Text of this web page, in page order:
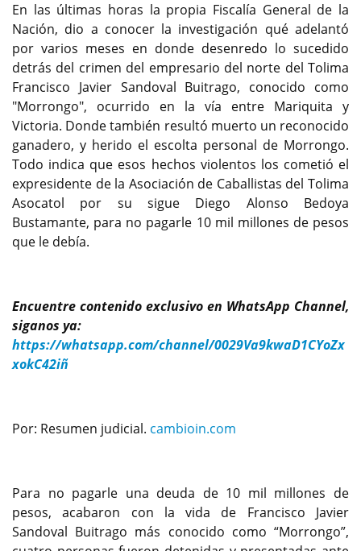
En las últimas horas la propia Fiscalía General de la
Nación, dio a conocer la investigación qué adelantó
por varios meses en donde desenredo lo sucedido
detrás del crimen del empresario del norte del Tolima
Francisco Javier Sandoval Buitrago, conocido como
"Morrongo", ocurrido en la vía entre Mariquita y
Victoria. Donde también resultó muerto un reconocido
ganadero, y herido el escolta personal de Morrongo.
Todo indica que esos hechos violentos los cometió el
expresidente de la Asociación de Caballistas del Tolima
Asocatol por su sigue Diego Alonso Bedoya
Bustamante, para no pagarle 10 mil millones de pesos
que le debía.
Encuentre contenido exclusivo en WhatsApp Channel,
siganos ya:
https://whatsapp.com/channel/0029Va9kwaD1CYoZx
xokC42iñ
Por: Resumen judicial. cambioin.com
Para no pagarle una deuda de 10 mil millones de
pesos, acabaron con la vida de Francisco Javier
Sandoval Buitrago más conocido como “Morrongo”,